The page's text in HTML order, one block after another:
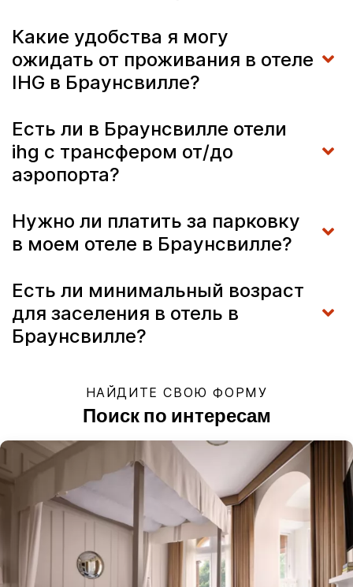
Какие удобства я могу
ожидать от проживания в отеле
IHG в Браунсвилле?
Есть ли в Браунсвилле отели
ihg с трансфером от/до
аэропорта?
Нужно ли платить за парковку
в моем отеле в Браунсвилле?
Есть ли минимальный возраст
для заселения в отель в
Браунсвилле?
НАЙДИТЕ СВОЮ ФОРМУ
Поиск по интересам